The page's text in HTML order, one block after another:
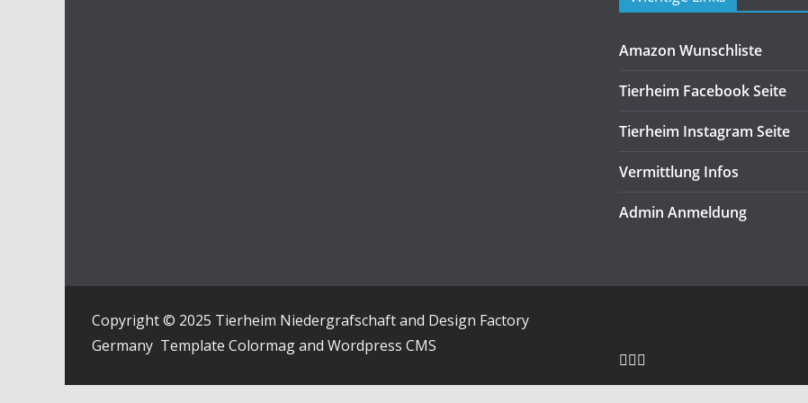
Amazon Wunschliste
Tierheim Facebook Seite
Tierheim Instagram Seite
Vermittlung Infos
Admin Anmeldung
Copyright © 2025 Tierheim Niedergrafschaft and Design Factory
Germany Template Colormag and Wordpress CMS